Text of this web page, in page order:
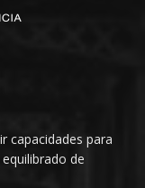
capacidades para
de